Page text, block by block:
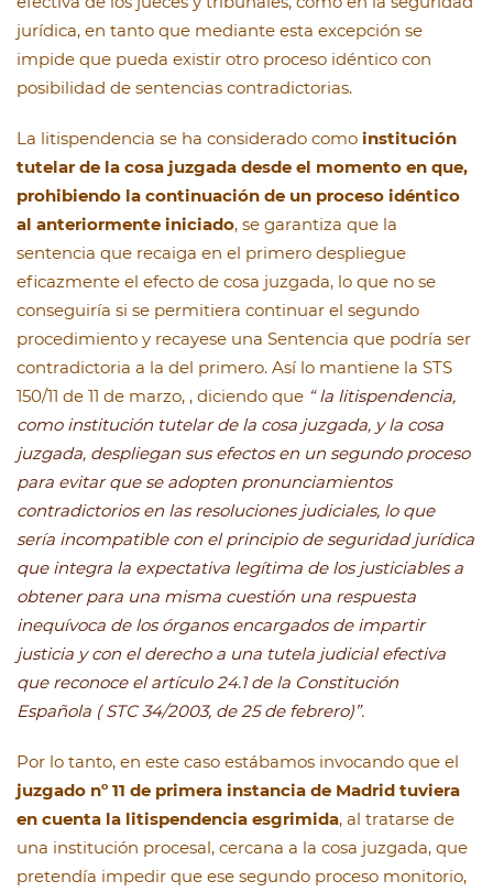
jurídica, en tanto que mediante esta excepción se
impide que pueda existir otro proceso idéntico con
posibilidad de sentencias contradictorias.
La litispendencia se ha considerado como institución
tutelar de la cosa juzgada desde el momento en que,
prohibiendo la continuación de un proceso idéntico
al anteriormente iniciado, se garantiza que la
sentencia que recaiga en el primero despliegue
eficazmente el efecto de cosa juzgada, lo que no se
conseguiría si se permitiera continuar el segundo
procedimiento y recayese una Sentencia que podría ser
contradictoria a la del primero. Así lo mantiene la STS
150/11 de 11 de marzo, , diciendo que “ la litispendencia,
como institución tutelar de la cosa juzgada, y la cosa
juzgada, despliegan sus efectos en un segundo proceso
para evitar que se adopten pronunciamientos
contradictorios en las resoluciones judiciales, lo que
sería incompatible con el principio de seguridad jurídica
que integra la expectativa legítima de los justiciables a
obtener para una misma cuestión una respuesta
inequívoca de los órganos encargados de impartir
justicia y con el derecho a una tutela judicial efectiva
que reconoce el artículo 24.1 de la Constitución
Española ( STC 34/2003, de 25 de febrero)”.
Por lo tanto, en este caso estábamos invocando que el
juzgado nº 11 de primera instancia de Madrid tuviera
en cuenta la litispendencia esgrimida, al tratarse de
una institución procesal, cercana a la cosa juzgada, que
pretendía impedir que ese segundo proceso monitorio,